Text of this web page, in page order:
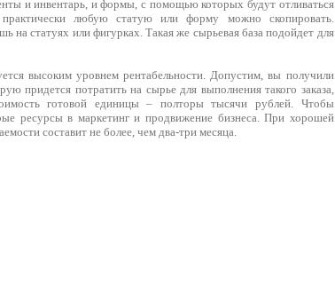
и инвентарь, и формы, с помощью которых будут отливаться
любую статую или форму можно скопировать.
на статуях или фигурках. Такая же сырьевая база подойдет для
высоким уровнем рентабельности. Допустим, вы получили
придется потратить на сырье для выполнения такого заказа,
готовой единицы – полторы тысячи рублей. Чтобы
ресурсы в маркетинг и продвижение бизнеса. При хорошей
составит не более, чем два-три месяца.